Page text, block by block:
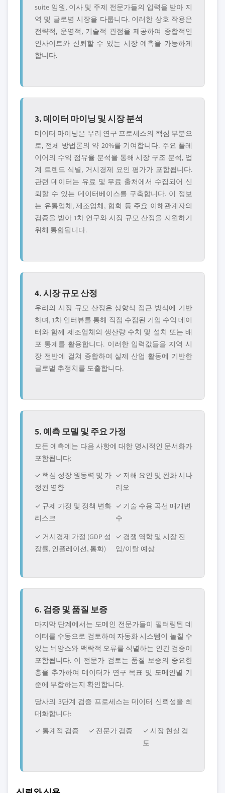
suite 임원, 이사 및 주제 전문가들의 입력을 받아 지
역 및 글로볌 시장을 다룹니다. 이러한 상호 작용은
전략적, 운영적, 기술적 관점을 제공하여 종합적인
인사이트와 신뢰할 수 있는 시장 예측을 가능하게
합니다.
3. 데이터 마이닝 및 시장 분석
데이터 마이닝은 우리 연구 프로세스의 핵심 부분으
로, 전체 방법론의 약 20%를 기여합니다. 주요 플레
이어의 수익 점유율 분석을 통해 시장 구조 분석, 업
계 트렌드 식별, 거시경제 요인 평가가 포함됩니다.
관련 데이터는 유료 및 무료 출처에서 수집되어 신
뢰할 수 있는 데이터베이스를 구축합니다. 이 정보
는 유통업체, 제조업체, 협회 등 주요 이해관계자의
검증을 받아 1차 연구와 시장 규모 산정을 지원하기
위해 통합됩니다.
4. 시장 규모 산정
우리의 시장 규모 산정은 상향식 접근 방식에 기반
하며, 1차 인터뷰를 통해 직접 수집된 기업 수익 데이
터와 함께 제조업체의 생산량 수치 및 설치 또는 배
포 통계를 활용합니다. 이러한 입력값들을 지역 시
장 전반에 걸쳐 종합하여 실제 산업 활동에 기반한
글로벌 추정치를 도출합니다.
5. 예측 모델 및 주요 가정
모든 예측에는 다음 사항에 대한 명시적인 문서화가
포함됩니다:
✓ 핵심 성장 원동력 및 가
정된 영향
✓ 저해 요인 및 완화 시나
리오
✓ 규제 가정 및 정책 변화
리스크
✓ 기술 수용 곡선 매개변
수
✓ 거시경제 가정 (GDP 성
장률, 인플레이션, 통화)
✓ 경쟁 역학 및 시장 진
입/이탈 예상
6. 검증 및 품질 보증
마지막 단계에서는 도메인 전문가들이 필터링된 데
이터를 수동으로 검토하여 자동화 시스템이 놀칠 수
있는 뉘앙스와 맥락적 오류를 식별하는 인간 검증이
포함됩니다. 이 전문가 검토는 품질 보증의 중요한
층을 추가하여 데이터가 연구 목표 및 도메인별 기
준에 부합하는지 확인합니다.
당사의 3단계 검증 프로세스는 데이터 신뢰성을 최
대화합니다:
✓ 통계적 검증
✓ 전문가 검증
✓ 시장 현실 검
토